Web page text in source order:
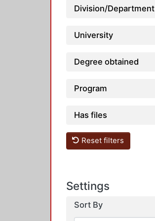
Division/Department
University
Degree obtained
Program
Has files
Reset filters
Settings
Sort By